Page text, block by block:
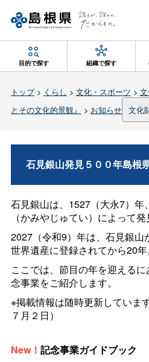
目的で探す 組織で探す
トップ> くらし > 文化・スポーツ >
とその文化的景観』
> お知らせ 文化
石見銀山発見５００年島根
石見銀山は、1527（大永7）年
（かみやじゅてい）によって発
2027（令和9）年は、石見銀山
世界遺産に登録されてから20年
ここでは、節目の年を迎える
念事業をご紹介します。
※掲載情報は随時更新していま
７月２日）
New！ 記念事業ガイドブック